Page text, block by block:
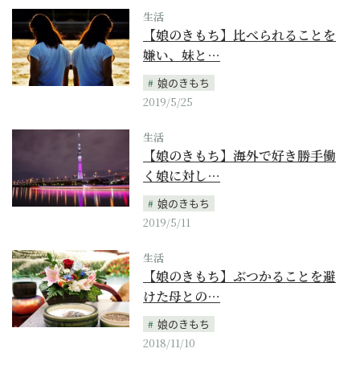
生活
【娘のきもち】比べられることを
嫌い、妹と…
娘のきもち
2019/5/25
生活
【娘のきもち】海外で好き勝手働
く娘に対し…
娘のきもち
2019/5/11
生活
【娘のきもち】ぶつかることを避
けた母との…
娘のきもち
2018/11/10